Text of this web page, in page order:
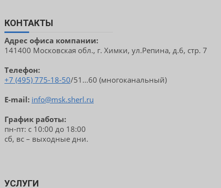
КОНТАКТЫ
Адрес офиса компании:
141400 Московская обл., г. Химки, ул.Репина, д.6, стр. 7
Телефон:
+7 (495) 775-18-50/51...60 (многоканальный)
E-mail: info@msk.sherl.ru
График работы:
пн-пт: с 10:00 до 18:00
сб, вс – выходные дни.
УСЛУГИ